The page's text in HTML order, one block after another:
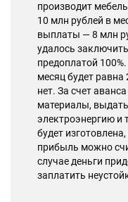
производит
10 млн рублей в
выплаты — 8 млн
удалось
предоплатой
месяц будет
нет. За счет
материалы,
электроэнергию и
будет
прибыль можно
случае деньги
заплатить